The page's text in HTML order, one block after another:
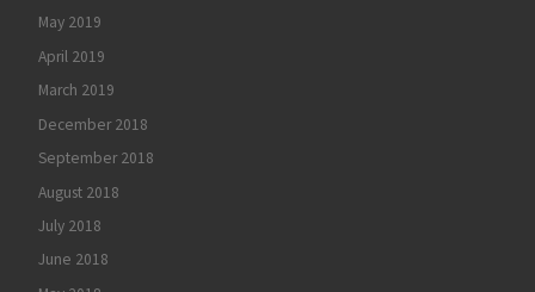
May 2019
April 2019
March 2019
December 2018
September 2018
August 2018
July 2018
June 2018